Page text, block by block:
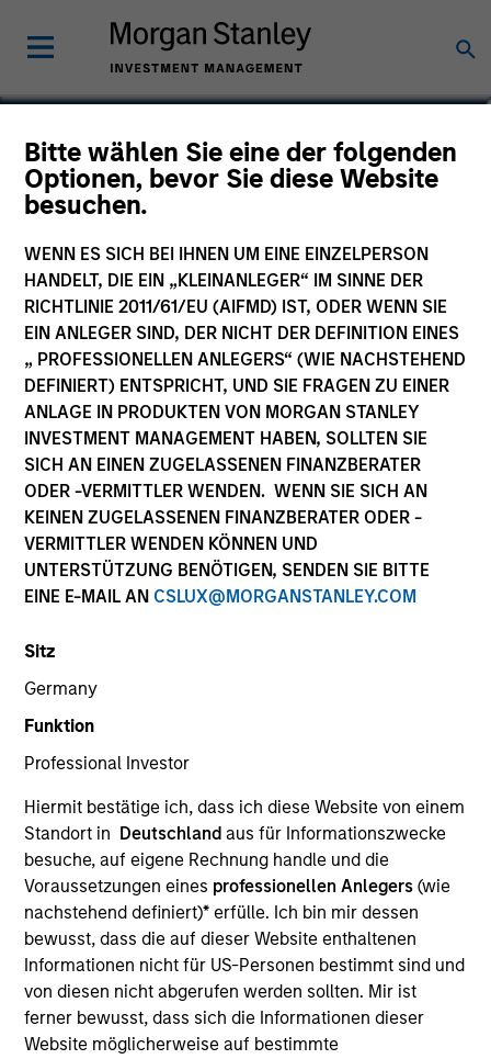
Bitte wählen Sie eine der folgenden
Optionen, bevor Sie diese Website
besuchen.
WENN ES SICH BEI IHNEN UM EINE EINZELPERSON
HANDELT, DIE EIN „KLEINANLEGER“ IM SINNE DER
RICHTLINIE 2011/61/EU (AIFMD) IST, ODER WENN SIE
EIN ANLEGER SIND, DER NICHT DER DEFINITION EINES
„ PROFESSIONELLEN ANLEGERS“ (WIE NACHSTEHEND
DEFINIERT) ENTSPRICHT, UND SIE FRAGEN ZU EINER
ANLAGE IN PRODUKTEN VON MORGAN STANLEY
INVESTMENT MANAGEMENT HABEN, SOLLTEN SIE
SICH AN EINEN ZUGELASSENEN FINANZBERATER
ODER -VERMITTLER WENDEN. WENN SIE SICH AN
KEINEN ZUGELASSENEN FINANZBERATER ODER -
VERMITTLER WENDEN KÖNNEN UND
UNTERSTÜTZUNG BENÖTIGEN, SENDEN SIE BITTE
EINE E-MAIL AN CSLUX@MORGANSTANLEY.COM
Sitz
Germany
Funktion
Professional Investor
Hiermit bestätige ich, dass ich diese Website von einem
Standort in Deutschland aus für Informationszwecke
besuche, auf eigene Rechnung handle und die
Voraussetzungen eines professionellen Anlegers(wie
nachstehend definiert)* erfülle. Ich bin mir dessen
bewusst, dass die auf dieser Website enthaltenen
Informationen nicht für US-Personen bestimmt sind und
von diesen nicht abgerufen werden sollten. Mir ist
ferner bewusst, dass sich die Informationen dieser
Website möglicherweise auf bestimmte
Aleksandar Nikolic
Executive Director
12 Years
TEAM
North America Private Credit
Aleksandar Nikolic is a member of the Morgan
Stanley Private Credit team, where he focuses on
originating and underwriting investment
opportunities. Mr. Nikolic joined Morgan Stanley in